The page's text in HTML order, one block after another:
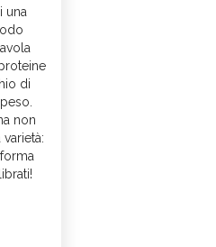
una
di
non